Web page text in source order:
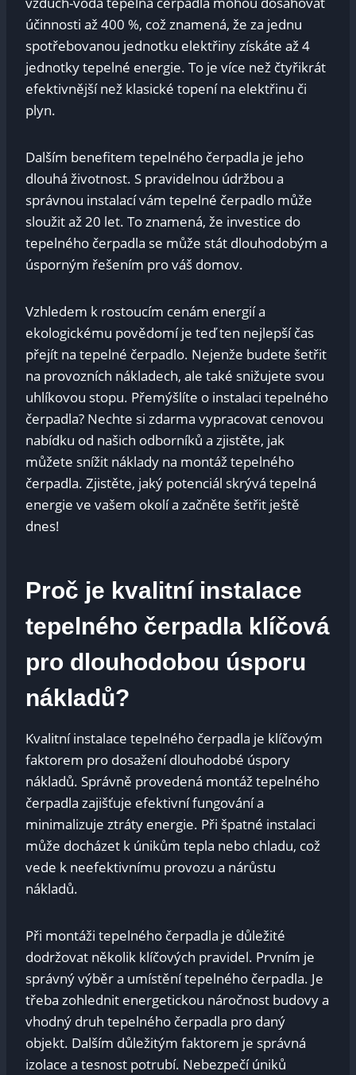
účinnosti až 400 %, což znamená, že za jednu
spotřebovanou jednotku elektřiny získáte až 4
jednotky tepelné energie. To je více než čtyřikrát
efektivnější než klasické topení na elektřinu či
plyn.
Dalším benefitem tepelného čerpadla je jeho
dlouhá životnost. S pravidelnou údržbou a
správnou instalací vám tepelné čerpadlo může
sloužit až 20 let. To znamená, že investice do
tepelného čerpadla se může stát dlouhodobým a
úsporným řešením pro váš domov.
Vzhledem k rostoucím cenám energií a
ekologickému povědomí je teď ten nejlepší čas
přejít na tepelné čerpadlo. Nejenže budete šetřit
na provozních nákladech, ale také snižujete svou
uhlíkovou stopu. Přemýšlíte o instalaci tepelného
čerpadla? Nechte si zdarma vypracovat cenovou
nabídku od našich odborníků a zjistěte, jak
můžete snížit náklady na montáž tepelného
čerpadla. Zjistěte, jaký potenciál skrývá tepelná
energie ve vašem okolí a začněte šetřit ještě
dnes!
Proč je kvalitní instalace
tepelného čerpadla klíčová
pro dlouhodobou úsporu
nákladů?
Kvalitní instalace tepelného čerpadla je klíčovým
faktorem pro dosažení dlouhodobé úspory
nákladů. Správně provedená montáž tepelného
čerpadla zajišťuje efektivní fungování a
minimalizuje ztráty energie. Při špatné instalaci
může docházet k únikům tepla nebo chladu, což
vede k neefektivnímu provozu a nárůstu
nákladů.
Při montáži tepelného čerpadla je důležité
dodržovat několik klíčových pravidel. Prvním je
správný výběr a umístění tepelného čerpadla. Je
třeba zohlednit energetickou náročnost budovy a
vhodný druh tepelného čerpadla pro daný
objekt. Dalším důležitým faktorem je správná
izolace a tesnost potrubí. Nebezpečí úniků